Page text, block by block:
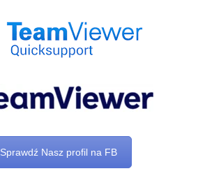
Sprawdź Nasz profil na FB